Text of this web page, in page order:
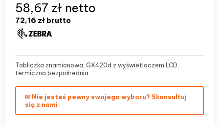
72,16 zł brutto
58,67 zł netto
Tabliczka znamionowa, GX420d z wyświetlaczem LCD,
termiczna bezpośrednia
✉ Nie jesteś pewny swojego wyboru? Skonsultuj
się z nami